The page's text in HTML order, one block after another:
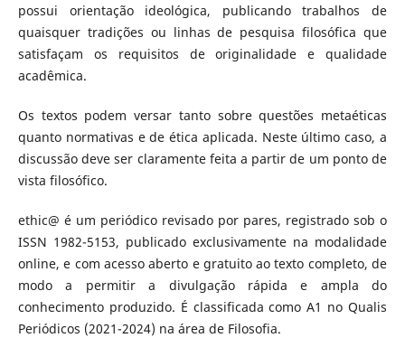
possui orientação ideológica, publicando trabalhos de
quaisquer tradições ou linhas de pesquisa filosófica que
satisfaçam os requisitos de originalidade e qualidade
acadêmica.
Os textos podem versar tanto sobre questões metaéticas
quanto normativas e de ética aplicada. Neste último caso, a
discussão deve ser claramente feita a partir de um ponto de
vista filosófico.
ethic@ é um periódico revisado por pares, registrado sob o
ISSN 1982-5153, publicado exclusivamente na modalidade
online, e com acesso aberto e gratuito ao texto completo, de
modo a permitir a divulgação rápida e ampla do
conhecimento produzido. É classificada como A1 no Qualis
Periódicos (2021-2024) na área de Filosofia.